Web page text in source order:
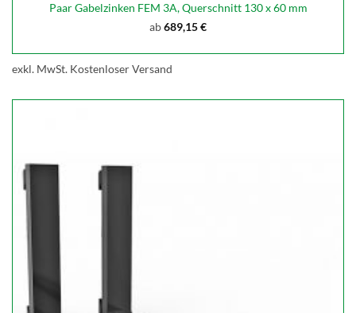
Paar Gabelzinken FEM 3A, Querschnitt 130 x 60 mm
ab689,15€
exkl. MwSt. Kostenloser Versand